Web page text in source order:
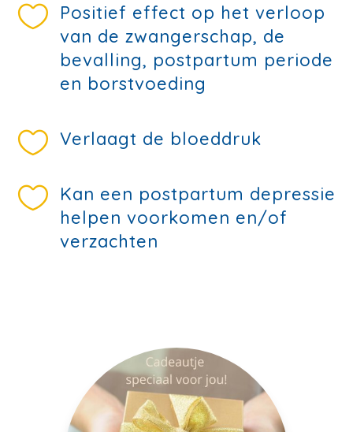

Positief effect op het verloop
van de zwangerschap, de
bevalling, postpartum periode
en borstvoeding
 Verlaagt de bloeddruk

Kan een postpartum depressie
helpen voorkomen en/of
verzachten